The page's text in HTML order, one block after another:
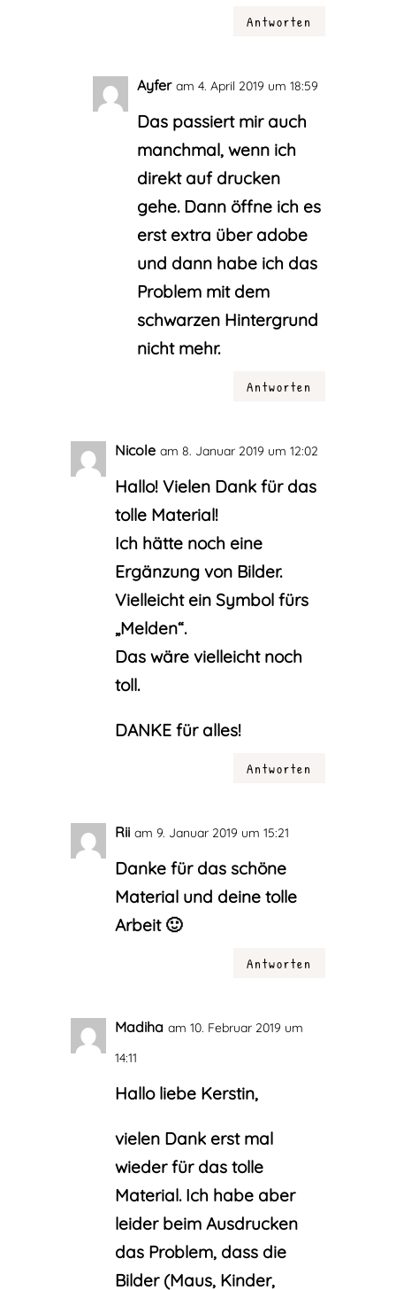
Antworten
Ayfer am 4. April 2019 um 18:59
Das passiert mir auch
manchmal, wenn ich
direkt auf drucken
gehe. Dann öffne ich es
erst extra über adobe
und dann habe ich das
Problem mit dem
schwarzen Hintergrund
nicht mehr.
Antworten
Nicole am 8. Januar 2019 um 12:02
Hallo! Vielen Dank für das
tolle Material!
Ich hätte noch eine
Ergänzung von Bilder.
Vielleicht ein Symbol fürs
„Melden“.
Das wäre vielleicht noch
toll.
DANKE für alles!
Antworten
Rii am 9. Januar 2019 um 15:21
Danke für das schöne
Material und deine tolle
Arbeit 🙂
Antworten
Madiha am 10. Februar 2019 um
14:11
Hallo liebe Kerstin,
vielen Dank erst mal
wieder für das tolle
Material. Ich habe aber
leider beim Ausdrucken
das Problem, dass die
Bilder (Maus, Kinder,